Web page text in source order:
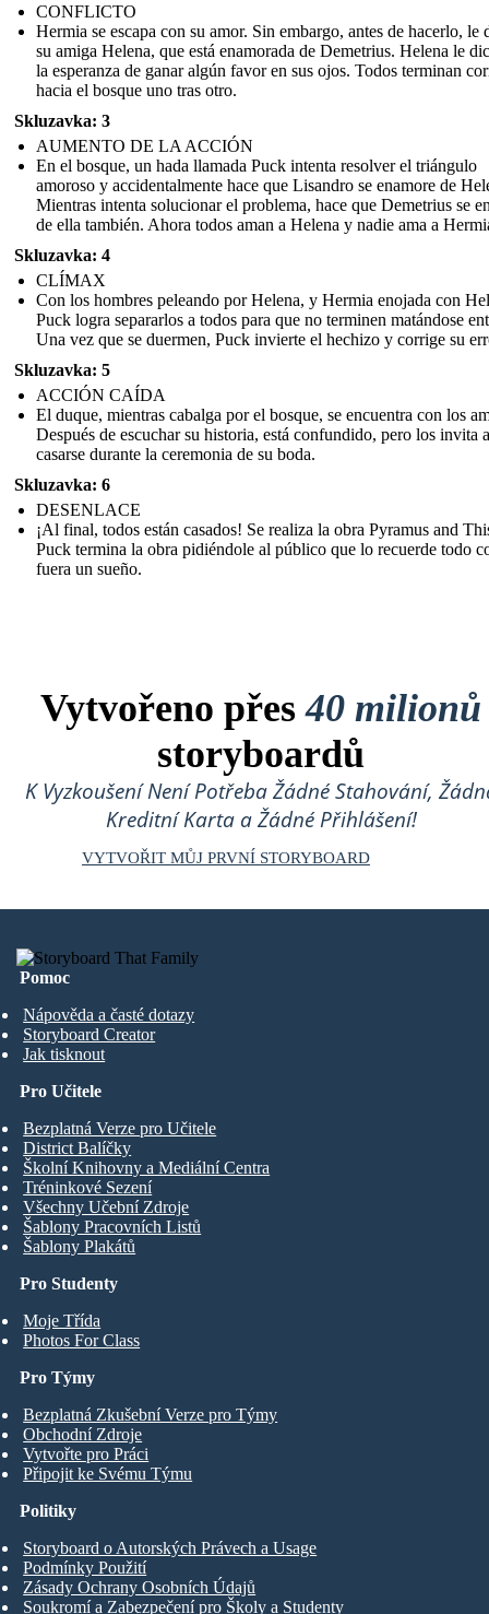
CONFLICTO
Hermia se escapa con su amor. Sin embargo, antes de hacerlo, le
su amiga Helena, que está enamorada de Demetrius. Helena le
la esperanza de ganar algún favor en sus ojos. Todos terminan
hacia el bosque uno tras otro.
Skluzavka: 3
AUMENTO DE LA ACCIÓN
En el bosque, un hada llamada Puck intenta resolver el triángulo
amoroso y accidentalmente hace que Lisandro se enamore de
Mientras intenta solucionar el problema, hace que Demetrius se
de ella también. Ahora todos aman a Helena y nadie ama a
Skluzavka: 4
CLÍMAX
Con los hombres peleando por Helena, y Hermia enojada con
Puck logra separarlos a todos para que no terminen matándose
Una vez que se duermen, Puck invierte el hechizo y corrige su
Skluzavka: 5
ACCIÓN CAÍDA
El duque, mientras cabalga por el bosque, se encuentra con los
Después de escuchar su historia, está confundido, pero los invita a
casarse durante la ceremonia de su boda.
Skluzavka: 6
DESENLACE
¡Al final, todos están casados! Se realiza la obra Pyramus and
Puck termina la obra pidiéndole al público que lo recuerde todo
fuera un sueño.
Vytvořeno přes40 milionů
storyboardů
K Vyzkoušení Není Potřeba Žádné Stahování,
Kreditní Karta a Žádné Přihlášení!
VYTVOŘIT MŮJ PRVNÍ STORYBOARD
Pomoc
Nápověda a časté dotazy
Storyboard Creator
Jak tisknout
Pro Studenty
Moje Třída
Photos For Class
Pro Učitele
Bezplatná Verze pro Učitele
District Balíčky
Školní Knihovny a Mediální Centra
Tréninkové Sezení
Všechny Učební Zdroje
Šablony Pracovních Listů
Šablony Plakátů
Pro Týmy
Bezplatná Zkušební Verze pro Týmy
Obchodní Zdroje
Vytvořte pro Práci
Připojit ke Svému Týmu
Politiky
Storyboard o Autorských Právech a Usage
Podmínky Použití
Zásady Ochrany Osobních Údajů
Soukromí a Zabezpečení pro Školy a Studenty